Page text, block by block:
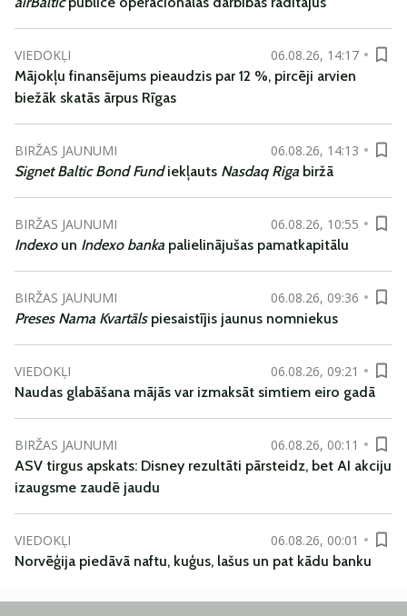
VIEDOKĻI
06.08.26, 14:17
Mājokļu finansējums pieaudzis par 12 %, pircēji arvien
biežāk skatās ārpus Rīgas
BIRŽAS JAUNUMI
06.08.26, 14:13
Signet Baltic Bond Fundiekļauts Nasdaq Riga biržā
BIRŽAS JAUNUMI
06.08.26, 10:55
Indexoun Indexo banka palielinājušas pamatkapitālu
BIRŽAS JAUNUMI
06.08.26, 09:36
Preses Nama Kvartāls piesaistījis jaunus nomniekus
VIEDOKĻI
06.08.26, 09:21
Naudas glabāšana mājās var izmaksāt simtiem eiro gadā
BIRŽAS JAUNUMI
06.08.26, 00:11
ASV tirgus apskats: Disney rezultāti pārsteidz, bet AI akciju
izaugsme zaudē jaudu
VIEDOKĻI
06.08.26, 00:01
Norvēģija piedāvā naftu, kuģus, lašus un pat kādu banku